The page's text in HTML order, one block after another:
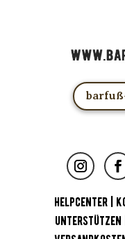
HELPCENTER|
UNTERSTÜTZEN